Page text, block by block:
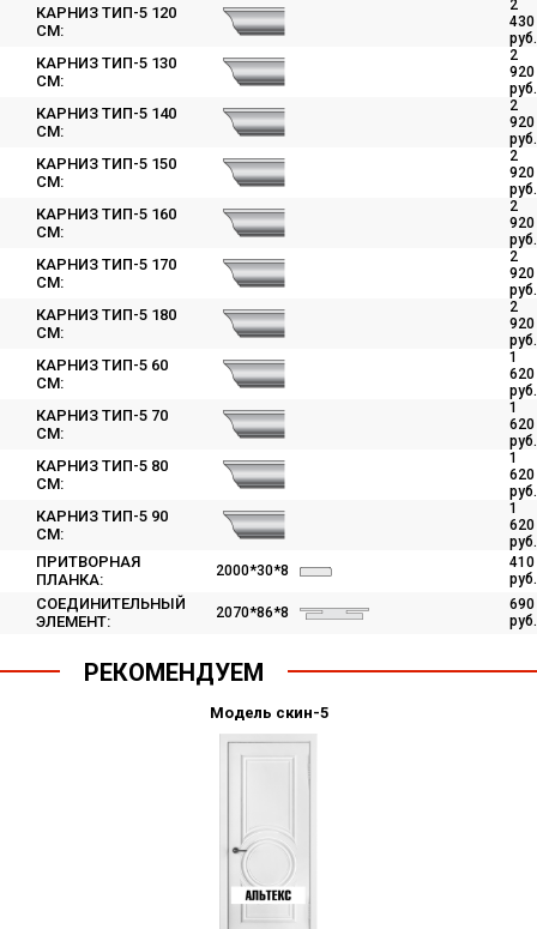
КАРНИЗ ТИП-5 120
СМ:
2
430
руб.
КАРНИЗ ТИП-5 130
СМ:
2
920
руб.
КАРНИЗ ТИП-5 140
СМ:
2
920
руб.
КАРНИЗ ТИП-5 150
СМ:
2
920
руб.
КАРНИЗ ТИП-5 160
СМ:
2
920
руб.
КАРНИЗ ТИП-5 170
СМ:
2
920
руб.
КАРНИЗ ТИП-5 180
СМ:
2
920
руб.
КАРНИЗ ТИП-5 60
СМ:
1
620
руб.
КАРНИЗ ТИП-5 70
СМ:
1
620
руб.
КАРНИЗ ТИП-5 80
СМ:
1
620
руб.
КАРНИЗ ТИП-5 90
СМ:
1
620
руб.
ПРИТВОРНАЯ
ПЛАНКА:
2000*30*8
410
руб.
СОЕДИНИТЕЛЬНЫЙ
ЭЛЕМЕНТ:
2070*86*8
690
руб.
РЕКОМЕНДУЕМ